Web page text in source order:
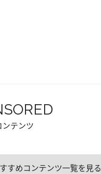
テンツ
すめコンテンツ一覧を見る